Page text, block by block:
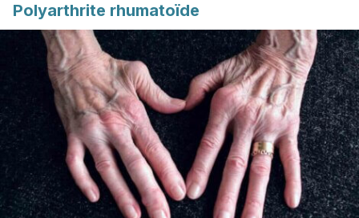
Polyarthrite rhumatoïde